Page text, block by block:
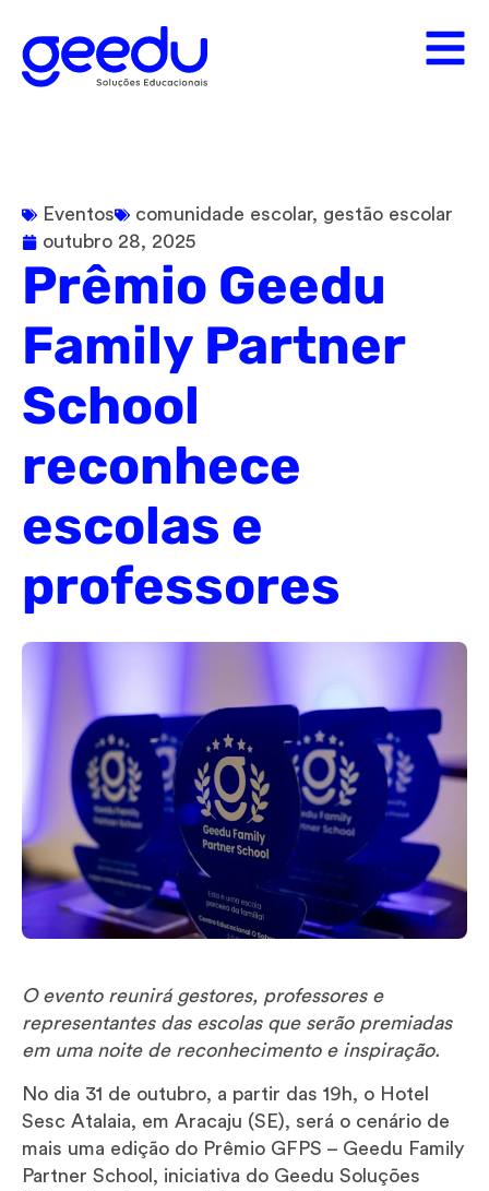
Eventos comunidade escolar, gestão escolar
outubro 28, 2025
Prêmio Geedu
Family Partner
School
reconhece
escolas e
professores
O evento reunirá gestores, professores e
representantes das escolas que serão premiadas
em uma noite de reconhecimento e inspiração.
No dia 31 de outubro, a partir das 19h, o Hotel
Sesc Atalaia, em Aracaju (SE), será o cenário de
mais uma edição do Prêmio GFPS – Geedu Family
Partner School, iniciativa do Geedu Soluções